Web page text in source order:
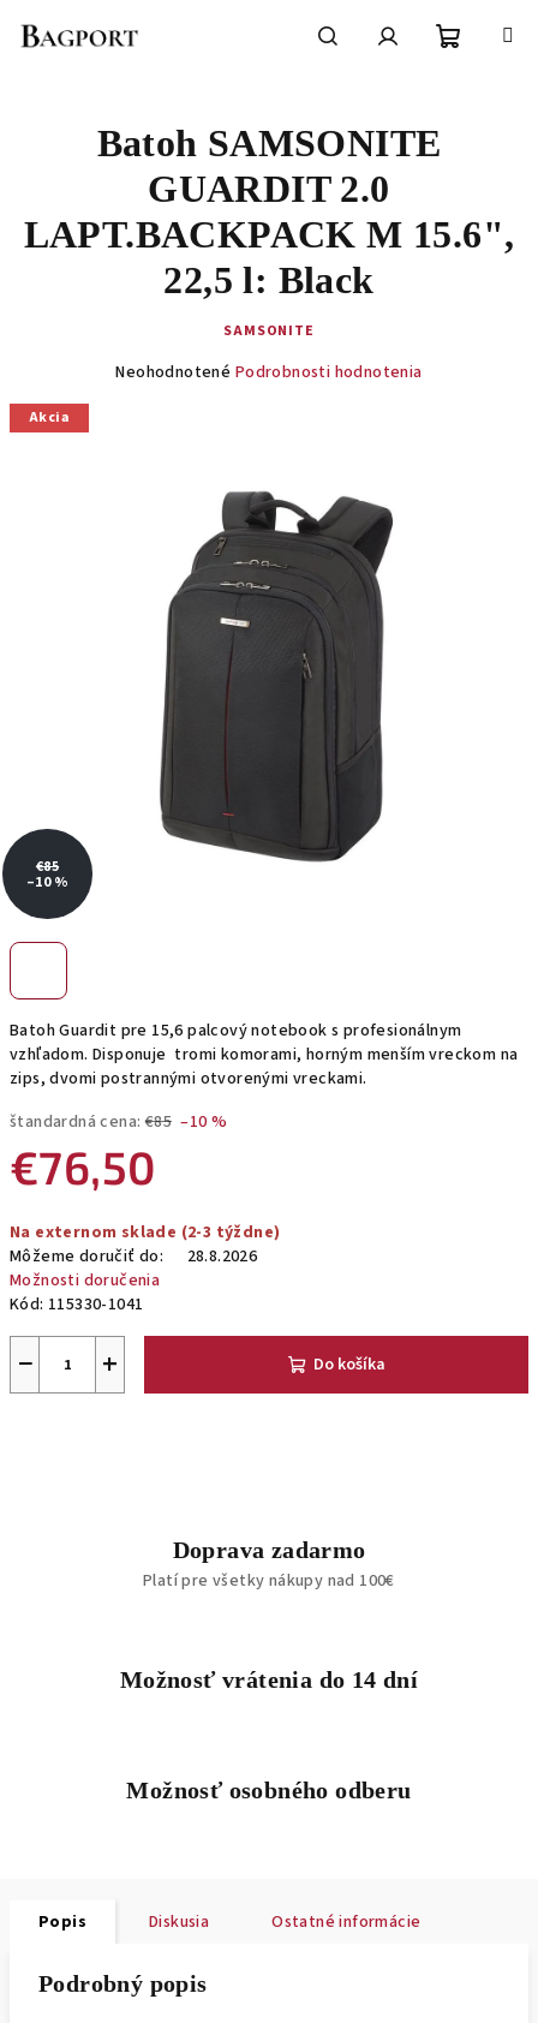
Batoh Guardit pre 15,6 palcový notebook s profesionálnym
vzhľadom. Disponuje tromi komorami, horným menším vreckom na
zips, dvomi postrannými otvorenými vreckami.
štandardná cena: €85 –10 %
€76,50
cena:
Na externom sklade (2-3 týždne)
Môžeme doručiť do:
28.8.2026
Možnosti doručenia
Kód: 115330-1041
+
− Do košíka
Batoh SAMSONITE
GUARDIT 2.0
LAPT.BACKPACK M 15.6",
22,5 l: Black
SAMSONITE
produktu
Neohodnotené Podrobnosti hodnotenia
Akcia
€85
–10 %
Doprava zadarmo
Platí pre všetky nákupy nad 100€
Možnosť vrátenia do 14 dní
Možnosť osobného odberu
Popis Diskusia Ostatné informácie
Podrobný popis